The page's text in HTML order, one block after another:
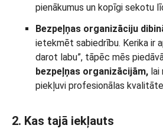
pienākumus un kopīgi sekotu
Bezpeļņas organizāciju
ietekmēt sabiedrību. Kerika ir
darot labu”, tāpēc mēs
bezpeļņas organizācijām,
piekļuvi profesionālas
2. Kas tajā iekļauts